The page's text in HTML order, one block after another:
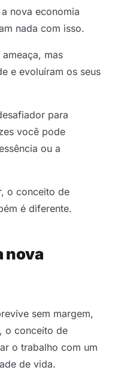
nova economia
nada com isso.
mas
e evoluíram os seus
para
você pode
ou a
o conceito de
é diferente.
nova
sem margem,
o conceito de
o trabalho com um
de vida.